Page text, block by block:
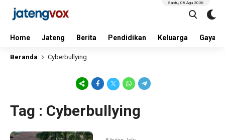
Home Jateng Berita Pendidikan Keluarga Gaya
Sabtu, 08 Agu 2026
Beranda Cyberbullying
Tag : Cyberbullying